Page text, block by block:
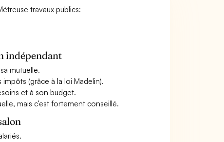
travaux publics:
indépendant
mutuelle.
(grâce à la loi Madelin).
et à son budget.
mais c’est fortement conseillé.